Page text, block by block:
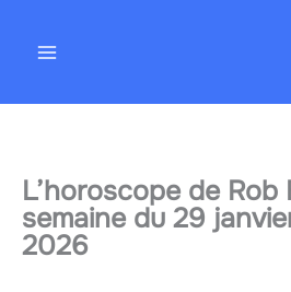
L’horoscope de
semaine du 29
2026